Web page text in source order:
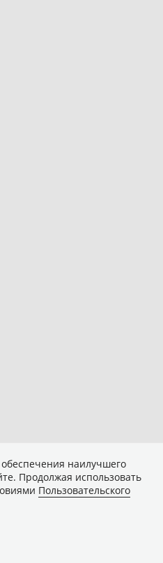
наилучшего
Продолжая использовать
Пользовательского